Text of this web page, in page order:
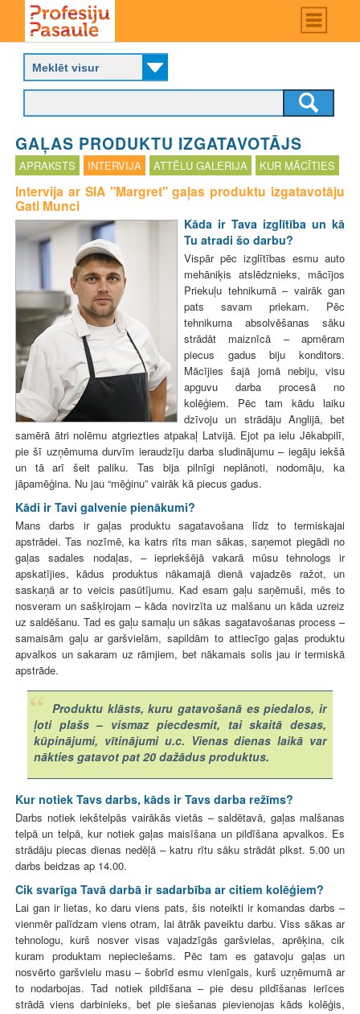
main
content
Main
menu
P
o
f
e
i
j
u
p
a
s
a
u
e
GAĻAS PRODUKTU IZGATAVOTĀJS
APRAKSTS INTERVIJA ATTĒLU GALERIJA KUR MĀCĪTIES
Intervija ar SIA "Margret" gaļas produktu izgatavotāju
Gati Munci
Kāda ir Tava izglītība un kā
Tu atradi šo darbu?
Vispār pēc izglītības esmu auto
mehāniķis atslēdznieks, mācījos
Priekuļu tehnikumā – vairāk gan
pats savam priekam. Pēc
tehnikuma absolvēšanas sāku
strādāt maiznīcā – apmēram
piecus gadus biju konditors.
Mācījies šajā jomā nebiju, visu
apguvu darba procesā no
kolēģiem. Pēc tam kādu laiku
dzīvoju un strādāju Anglijā, bet
samērā ātri nolēmu atgriezties atpakaļ Latvijā. Ejot pa ielu Jēkabpilī,
pie šī uzņēmuma durvīm ieraudzīju darba sludinājumu – iegāju iekšā
un tā arī šeit paliku. Tas bija pilnīgi neplānoti, nodomāju, ka
jāpamēģina. Nu jau “mēģinu” vairāk kā piecus gadus.
Kādi ir Tavi galvenie pienākumi?
Mans darbs ir gaļas produktu sagatavošana līdz to termiskajai
apstrādei. Tas nozīmē, ka katrs rīts man sākas, saņemot piegādi no
gaļas sadales nodaļas, – iepriekšējā vakarā mūsu tehnologs ir
apskatījies, kādus produktus nākamajā dienā vajadzēs ražot, un
saskaņā ar to veicis pasūtījumu. Kad esam gaļu saņēmuši, mēs to
nosveram un sašķirojam – kāda novirzīta uz malšanu un kāda uzreiz
uz saldēšanu. Tad es gaļu samaļu un sākas sagatavošanas process –
samaisām gaļu ar garšvielām, sapildām to attiecīgo gaļas produktu
apvalkos un sakaram uz rāmjiem, bet nākamais solis jau ir termiskā
apstrāde.
Produktu klāsts, kuru gatavošanā es piedalos, ir
ļoti plašs – vismaz piecdesmit, tai skaitā desas,
kūpinājumi, vītinājumi u.c. Vienas dienas laikā var
nākties gatavot pat 20 dažādus produktus.
Kur notiek Tavs darbs, kāds ir Tavs darba režīms?
Darbs notiek iekštelpās vairākās vietās – saldētavā, gaļas malšanas
telpā un telpā, kur notiek gaļas maisīšana un pildīšana apvalkos. Es
strādāju piecas dienas nedēļā – katru rītu sāku strādāt plkst. 5.00 un
darbs beidzas ap 14.00.
Cik svarīga Tavā darbā ir sadarbība ar citiem kolēģiem?
Lai gan ir lietas, ko daru viens pats, šis noteikti ir komandas darbs –
vienmēr palīdzam viens otram, lai ātrāk paveiktu darbu. Viss sākas ar
tehnologu, kurš nosver visas vajadzīgās garšvielas, aprēķina, cik
kuram produktam nepieciešams. Pēc tam es gatavoju gaļas un
nosvērto garšvielu masu – šobrīd esmu vienīgais, kurš uzņēmumā ar
to nodarbojas. Tad notiek pildīšana – pie desu pildīšanas ierīces
strādā viens darbinieks, bet pie siešanas pievienojas kāds kolēģis,